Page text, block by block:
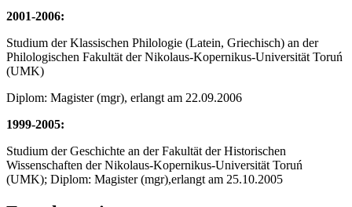
2001-2006:
Studium der Klassischen Philologie (Latein, Griechisch) an der
Philologischen Fakultät der Nikolaus-Kopernikus-Universität Toruń
(UMK)
Diplom: Magister (mgr), erlangt am 22.09.2006
1999-2005:
Studium der Geschichte an der Fakultät der Historischen
Wissenschaften der Nikolaus-Kopernikus-Universität Toruń
(UMK); Diplom: Magister (mgr),erlangt am 25.10.2005